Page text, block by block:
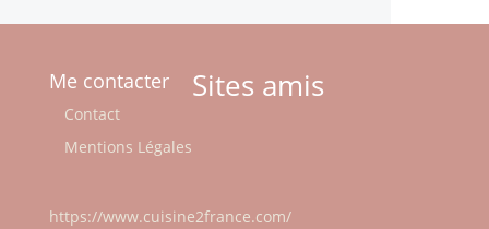
Me contacter
Contact
Mentions Légales
Sites amis
https://www.cuisine2france.com/